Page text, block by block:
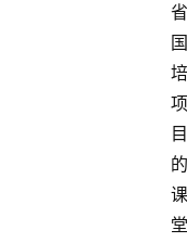
省
国
培
项
目
的
课
堂